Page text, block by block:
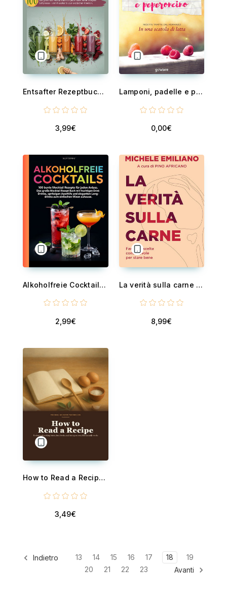
Entsafter Rezeptbuch - 100 leckere Saft Rezepte aus Obst, Gemüse, Wurzeln und Kräutern. Das große Saft Rezept Buch für jeden Slow Juicer und jede Saftpresse – vom Klassiker bis zur exotischen Kreation.
3,99€
Lamponi, padelle e peperoncino
0,00€
Alkoholfreie Cocktails Rezeptbuch - 100 bunte Mocktail Rezepte für jeden Anlass. Das große Mocktail Rezept Buch mit fruchtigen Drinks, spritzigen Aperitifs und eleganten Longdrinks zum einfachen Mixen zuhause.
2,99€
La verità sulla carne - Fare una scelta consapevole per stare bene
8,99€
How to Read a Recipe - A Beginner's Guide to Understanding Cooking Terms, Heat Levels, Timing, and Recipe Instructions So Every Dish Actually Works
3,49€
Indietro 13 14 15 16 17 18
19
20
21 22 23 Avanti